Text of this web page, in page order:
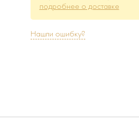
подробнее о доставке
Нашли ошибку?